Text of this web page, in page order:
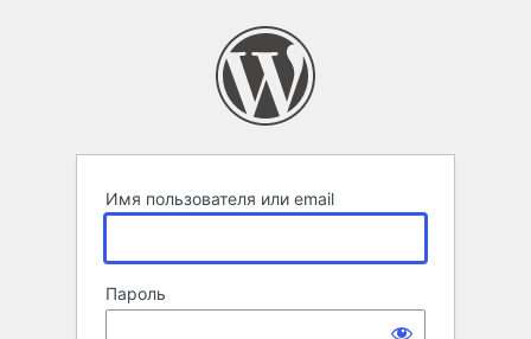
Имя пользователя или email
Пароль